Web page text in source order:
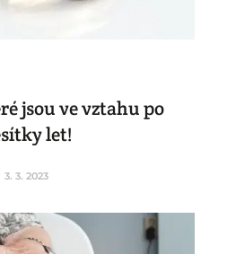
jsou ve vztahu po
let!
3. 3. 2023